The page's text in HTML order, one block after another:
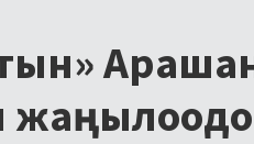
Арашан
жаңылоодо